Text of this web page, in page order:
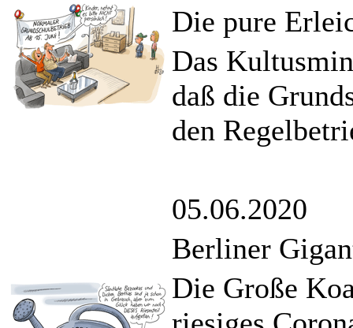
Die pure
Das
daß die
den
05.06.2020
Berliner
Die Große